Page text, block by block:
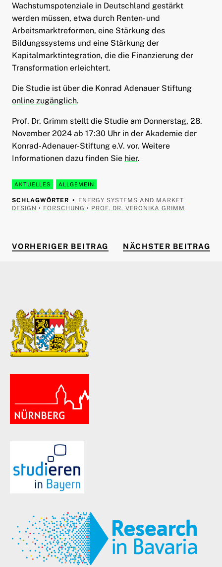
Wachstumspotenziale in Deutschland gestärkt
werden müssen, etwa durch Renten- und
Arbeitsmarktreformen, eine Stärkung des
Bildungssystems und eine Stärkung der
Kapitalmarktintegration, die die Finanzierung der
Transformation erleichtert.
Die Studie ist über die Konrad Adenauer Stiftung
online zugänglich.
Prof. Dr. Grimm stellt die Studie am Donnerstag, 28.
November 2024 ab 17:30 Uhr in der Akademie der
Konrad-Adenauer-Stiftung e.V. vor. Weitere
Informationen dazu finden Sie hier.
AKTUELLES ALLGEMEIN
SCHLAGWÖRTER
ENERGY SYSTEMS AND MARKET
DESIGN • FORSCHUNG • PROF. DR. VERONIKA GRIMM
Beitragsnavigation
VORHERIGER BEITRAG VORHERIGER BEITRAG
NÄCHSTER BEITRAG